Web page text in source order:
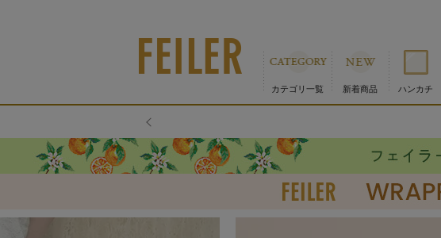
カテゴリ一覧 新着商品 ハンカチ